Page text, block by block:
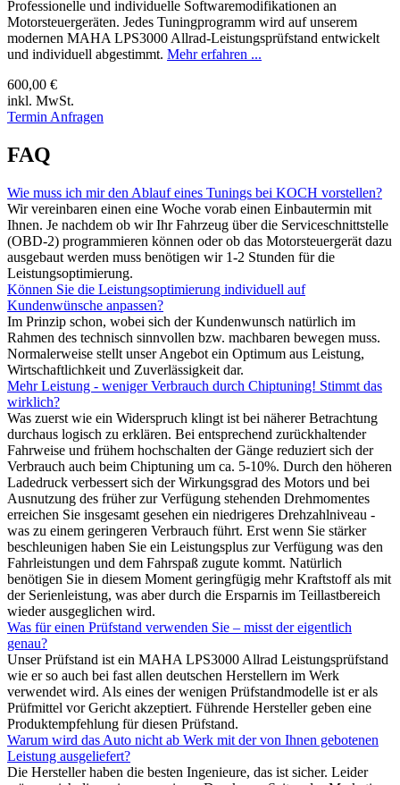
Professionelle und individuelle Softwaremodifikationen an
Motorsteuergeräten. Jedes Tuningprogramm wird auf unserem
modernen MAHA LPS3000 Allrad-Leistungsprüfstand entwickelt
und individuell abgestimmt. Mehr erfahren ...
600,00 €
inkl. MwSt.
Termin Anfragen
FAQ
Wie muss ich mir den Ablauf eines Tunings bei KOCH vorstellen?
Wir vereinbaren einen eine Woche vorab einen Einbautermin mit
Ihnen. Je nachdem ob wir Ihr Fahrzeug über die Serviceschnittstelle
(OBD-2) programmieren können oder ob das Motorsteuergerät dazu
ausgebaut werden muss benötigen wir 1-2 Stunden für die
Leistungsoptimierung.
Können Sie die Leistungsoptimierung individuell auf
Kundenwünsche anpassen?
Im Prinzip schon, wobei sich der Kundenwunsch natürlich im
Rahmen des technisch sinnvollen bzw. machbaren bewegen muss.
Normalerweise stellt unser Angebot ein Optimum aus Leistung,
Wirtschaftlichkeit und Zuverlässigkeit dar.
Mehr Leistung - weniger Verbrauch durch Chiptuning! Stimmt das
wirklich?
Was zuerst wie ein Widerspruch klingt ist bei näherer Betrachtung
durchaus logisch zu erklären. Bei entsprechend zurückhaltender
Fahrweise und frühem hochschalten der Gänge reduziert sich der
Verbrauch auch beim Chiptuning um ca. 5-10%. Durch den höheren
Ladedruck verbessert sich der Wirkungsgrad des Motors und bei
Ausnutzung des früher zur Verfügung stehenden Drehmomentes
erreichen Sie insgesamt gesehen ein niedrigeres Drehzahlniveau -
was zu einem geringeren Verbrauch führt. Erst wenn Sie stärker
beschleunigen haben Sie ein Leistungsplus zur Verfügung was den
Fahrleistungen und dem Fahrspaß zugute kommt. Natürlich
benötigen Sie in diesem Moment geringfügig mehr Kraftstoff als mit
der Serienleistung, was aber durch die Ersparnis im Teillastbereich
wieder ausgeglichen wird.
Was für einen Prüfstand verwenden Sie – misst der eigentlich
genau?
Unser Prüfstand ist ein MAHA LPS3000 Allrad Leistungsprüfstand
wie er so auch bei fast allen deutschen Herstellern im Werk
verwendet wird. Als eines der wenigen Prüfstandmodelle ist er als
Prüfmittel vor Gericht akzeptiert. Führende Hersteller geben eine
Produktempfehlung für diesen Prüfstand.
Warum wird das Auto nicht ab Werk mit der von Ihnen gebotenen
Leistung ausgeliefert?
Die Hersteller haben die besten Ingenieure, das ist sicher. Leider